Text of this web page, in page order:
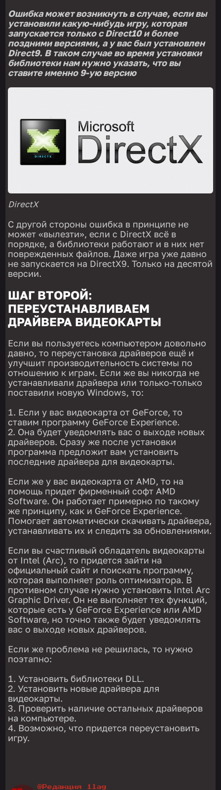
Ошибка может возникнуть в случае, если вы
установили какую-нибудь игру, которая
запускается только с Direct10 и более
поздними версиями, а у вас был установлен
Direct9. В таком случае во время установки
библиотеки нам нужно указать, что вы
ставите именно 9-ую версию
DirectX
С другой стороны ошибка в принципе не
может «вылезти», если с DirectX всё в
порядке, а библиотеки работают и в них нет
поврежденных файлов. Даже игра уже давно
не запускается на DirectX9. Только на десятой
версии.
ШАГ ВТОРОЙ:
ПЕРЕУСТАНАВЛИВАЕМ
ДРАЙВЕРА ВИДЕОКАРТЫ
Если вы пользуетесь компьютером довольно
давно, то переустановка драйверов ещё и
улучшит производительность системы по
отношению к играм. Если же вы никогда не
устанавливали драйвера или только-только
поставили новую Windows, то:
Если у вас видеокарта от GeForce, то
ставим программу GeForce Experience.
Она будет уведомлять вас о выходе новых
драйверов. Сразу же после установки
программа предложит вам установить
последние драйвера для видеокарты.
Если же у вас видеокарта от AMD, то на
помощь придет фирменный софт AMD
Software. Он работает примерно по такому
же принципу, как и GeForce Experience.
Помогает автоматически скачивать драйвера,
устанавливать их и следить за обновлениями.
Если вы счастливый обладатель видеокарты
от Intel (Arc), то придется зайти на
официальный сайт и поискать программу,
которая выполняет роль оптимизатора. В
противном случае нужно установить Intel Arc
Graphic Driver. Он не выполняет тех функций,
которые есть у GeForce Experience или AMD
Software, но точно также будет уведомлять
вас о выходе новых драйверов.
Если же проблема не решилась, то нужно
поэтапно:
Установить библиотеки DLL.
Установить новые драйвера для
видеокарты.
Проверить наличие остальных драйверов
на компьютере.
Возможно, что придется переустановить
игру.
@Редакция 1lag